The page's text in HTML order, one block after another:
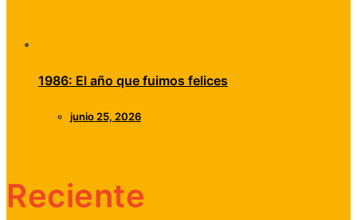
1986: El año que fuimos felices
junio 25, 2026
Reciente